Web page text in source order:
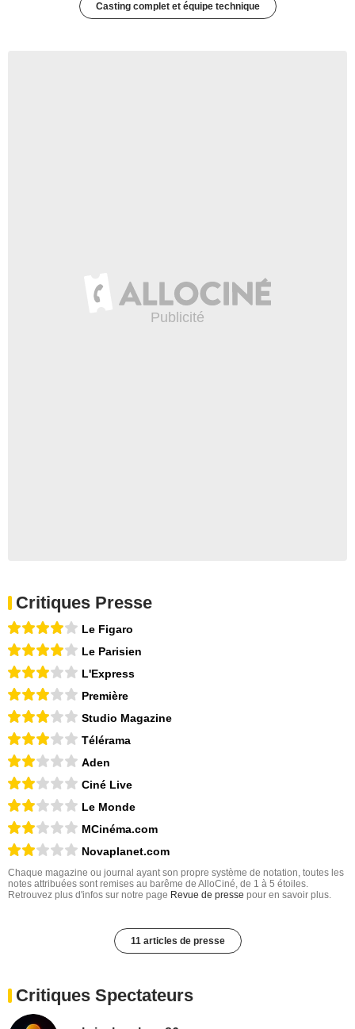
Casting complet et équipe technique
Critiques Presse
Le Figaro
Le Parisien
L'Express
Première
Studio Magazine
Télérama
Aden
Ciné Live
Le Monde
MCinéma.com
Novaplanet.com
Chaque magazine ou journal ayant son propre système de notation, toutes les
notes attribuées sont remises au barême de AlloCiné, de 1 à 5 étoiles.
Retrouvez plus d'infos sur notre page Revue de presse pour en savoir plus.
11 articles de presse
Critiques Spectateurs